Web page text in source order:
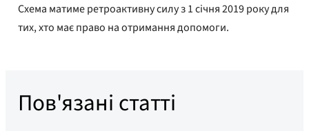
Схема матиме ретроактивну силу з 1 січня 2019 року для
тих, хто має право на отримання допомоги.
Пов'язані статті